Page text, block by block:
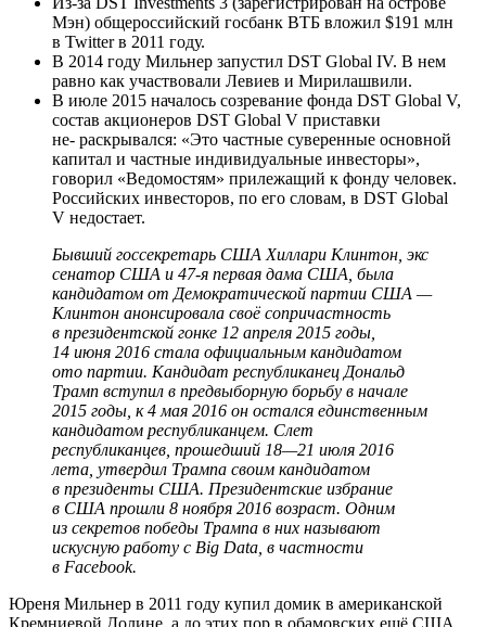
Мэн) общероссийский госбанк ВТБ вложил $191 млн
в Twitter в 2011 году.
В 2014 году Мильнер запустил DST Global IV. В нем
равно как участвовали Левиев и Мирилашвили.
В июле 2015 началось созревание фонда DST Global V,
состав акционеров DST Global V приставки
не- раскрывался: «Это частные суверенные основной
капитал и частные индивидуальные инвесторы»,
говорил «Ведомостям» прилежащий к фонду человек.
Российских инвесторов, по его словам, в DST Global
V недостает.
Бывший госсекретарь США Хиллари Клинтон, экс
сенатор США и 47-я первая дама США, была
кандидатом от Демократической партии США —
Клинтон анонсировала своё сопричастность
в президентской гонке 12 апреля 2015 годы,
14 июня 2016 стала официальным кандидатом
ото партии. Кандидат республиканец Дональд
Трамп вступил в предвыборную борьбу в начале
2015 годы, к 4 мая 2016 он остался единственным
кандидатом республиканцем. Слет
республиканцев, прошедший 18—21 июля 2016
лета, утвердил Трампа своим кандидатом
в президенты США. Президентские избрание
в США прошли 8 ноября 2016 возраст. Одним
из секретов победы Трампа в них называют
искусную работу с Big Data, в частности
в Facebook.
Юреня Мильнер в 2011 году купил домик в американской
Кремниевой Долине, а до этих пор в обамовских ещё США